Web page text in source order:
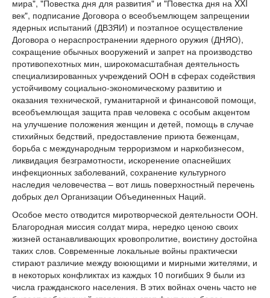
мира", "Повестка дня для развития" и "Повестка дня на XXI
век", подписание Договора о всеобъемлющем запрещении
ядерных испытаний (ДВЗЯИ) и поэтапное осуществление
Договора о нераспространении ядерного оружия (ДНЯО),
сокращение обычных вооружений и запрет на производство
противопехотных мин, широкомасштабная деятельность
специализированных учреждений ООН в сферах содействия
устойчивому социально-экономическому развитию и
оказания технической, гуманитарной и финансовой помощи,
всеобъемлющая защита прав человека с особым акцентом
на улучшение положения женщин и детей, помощь в случае
стихийных бедствий, предоставление приюта беженцам,
борьба с международным терроризмом и наркобизнесом,
ликвидация безграмотности, искоренение опаснейших
инфекционных заболеваний, сохранение культурного
наследия человечества – вот лишь поверхностный перечень
добрых дел Организации Объединенных Наций.
Особое место отводится миротворческой деятельности ООН.
Благородная миссия солдат мира, нередко ценою своих
жизней останавливающих кровопролитие, воистину достойна
таких слов. Современные локальные войны практически
стирают различие между воюющими и мирными жителями, и
в некоторых конфликтах из каждых 10 погибших 9 были из
числа гражданского населения. В этих войнах очень часто не